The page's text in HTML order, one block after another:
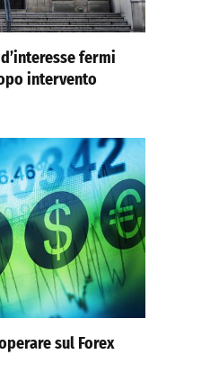
fermi
intervento
sul Forex